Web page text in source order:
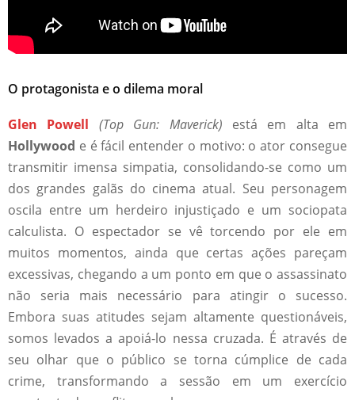
O protagonista e o dilema moral
Glen Powell (Top Gun: Maverick)
está em alta em
Hollywood e é fácil entender o motivo: o ator consegue
transmitir imensa simpatia, consolidando-se como um
dos grandes galãs do cinema atual. Seu personagem
oscila entre um herdeiro injustiçado e um sociopata
calculista. O espectador se vê torcendo por ele em
muitos momentos, ainda que certas ações pareçam
excessivas, chegando a um ponto em que o assassinato
não seria mais necessário para atingir o sucesso.
Embora suas atitudes sejam altamente questionáveis,
somos levados a apoiá-lo nessa cruzada. É através de
seu olhar que o público se torna cúmplice de cada
crime, transformando a sessão em um exercício